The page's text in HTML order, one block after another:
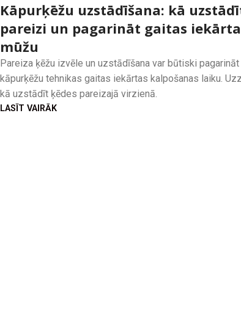
Kāpurķēžu uzstādīšana: kā
pareizi un pagarināt gaitas
mūžu
Pareiza ķēžu izvēle un uzstādīšana var būtiski pagarināt
kāpurķēžu tehnikas gaitas iekārtas kalpošanas laiku.
kā uzstādīt ķēdes pareizajā virzienā.
LASĪT VAIRĀK